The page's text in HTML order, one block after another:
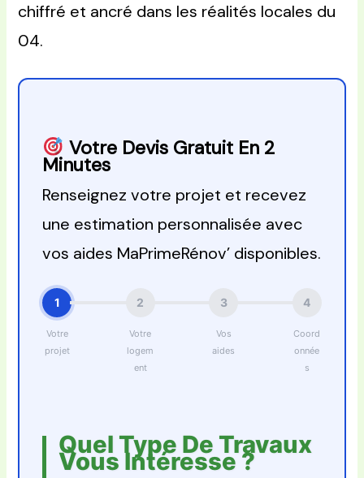
chiffré et ancré dans les réalités locales du
04.
Votre Devis Gratuit En 2
Minutes
Renseignez votre projet et recevez
une estimation personnalisée avec
vos aides MaPrimeRénov’ disponibles.
1 2 3 4
Votre
projet
Votre
logem
ent
Vos
aides
Coord
onnée
s
Quel Type De Travaux
Vous Intéresse ?